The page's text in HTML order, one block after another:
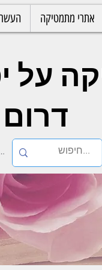
אתרי מתמטיקה
על
דרום